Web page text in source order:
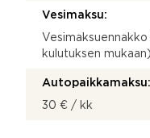
Vesimaksu:
kulutuksen mukaan)
Autopaikkamaksu:
30 € / kk